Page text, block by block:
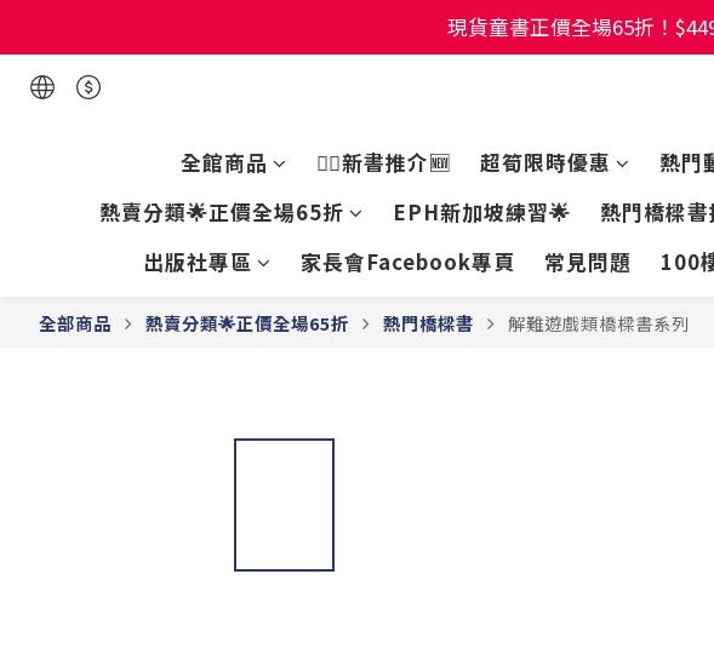
現貨童書正價全場65折！
現貨童書正價全場65折！
現貨童書正價全場65折！
全館商品
👍🏻新書推介🆕 超筍限時優惠 熱門
熱賣分類🌟正價全場65折
EPH新加坡練習🌟 熱門橋樑書
出版社專區
家長會Facebook專頁 常見問題 100
全部商品 熱賣分類🌟正價全場65折 熱門橋樑書 解難遊戲類橋樑書系列